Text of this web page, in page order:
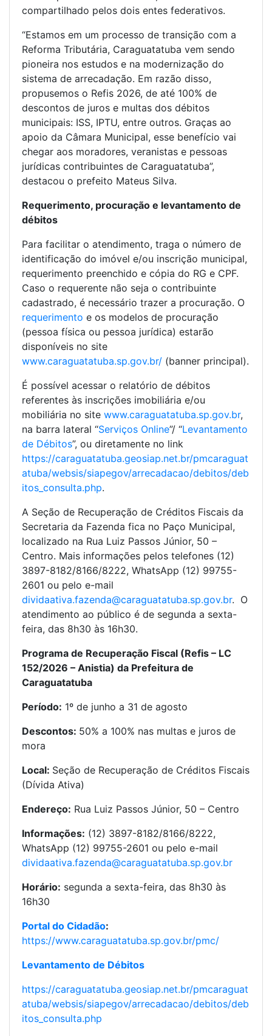
compartilhado pelos dois entes federativos.
“Estamos em um processo de transição com a
Reforma Tributária, Caraguatatuba vem sendo
pioneira nos estudos e na modernização do
sistema de arrecadação. Em razão disso,
propusemos o Refis 2026, de até 100% de
descontos de juros e multas dos débitos
municipais: ISS, IPTU, entre outros. Graças ao
apoio da Câmara Municipal, esse benefício vai
chegar aos moradores, veranistas e pessoas
jurídicas contribuintes de Caraguatatuba”,
destacou o prefeito Mateus Silva.
Requerimento, procuração e levantamento de
débitos
Para facilitar o atendimento, traga o número de
identificação do imóvel e/ou inscrição municipal,
requerimento preenchido e cópia do RG e CPF.
Caso o requerente não seja o contribuinte
cadastrado, é necessário trazer a procuração. O
requerimento e os modelos de procuração
(pessoa física ou pessoa jurídica) estarão
disponíveis no site
www.caraguatatuba.sp.gov.br/ (banner principal).
É possível acessar o relatório de débitos
referentes às inscrições imobiliária e/ou
mobiliária no site www.caraguatatuba.sp.gov.br,
na barra lateral “Serviços Online”/ “Levantamento
de Débitos”, ou diretamente no link
https://caraguatatuba.geosiap.net.br/pmcaraguat
atuba/websis/siapegov/arrecadacao/debitos/deb
itos_consulta.php.
A Seção de Recuperação de Créditos Fiscais da
Secretaria da Fazenda fica no Paço Municipal,
localizado na Rua Luiz Passos Júnior, 50 –
Centro. Mais informações pelos telefones (12)
3897-8182/8166/8222, WhatsApp (12) 99755-
2601 ou pelo e-mail
dividaativa.fazenda@caraguatatuba.sp.gov.br. O
atendimento ao público é de segunda a sexta-
feira, das 8h30 às 16h30.
Programa de Recuperação Fiscal (Refis – LC
152/2026 – Anistia) da Prefeitura de
Caraguatatuba
Período: 1º de junho a 31 de agosto
Descontos: 50% a 100% nas multas e juros de
mora
Local: Seção de Recuperação de Créditos Fiscais
(Dívida Ativa)
Endereço: Rua Luiz Passos Júnior, 50 – Centro
Informações: (12) 3897-8182/8166/8222,
WhatsApp (12) 99755-2601 ou pelo e-mail
dividaativa.fazenda@caraguatatuba.sp.gov.br
Horário: segunda a sexta-feira, das 8h30 às
16h30
Portal do Cidadão:
https://www.caraguatatuba.sp.gov.br/pmc/
Levantamento de Débitos
https://caraguatatuba.geosiap.net.br/pmcaraguat
atuba/websis/siapegov/arrecadacao/debitos/deb
itos_consulta.php